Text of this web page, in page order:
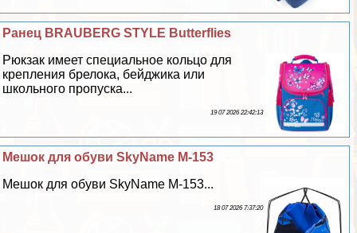
Ранец BRAUBERG STYLE Butterflies
Рюкзак имеет специальное кольцо для
крепления брелока, бейджика или
школьного пропуска...
19 07 2026 22:42:13
Мешок для обуви SkyName M-153
Мешок для обуви SkyName M-153...
18 07 2026 7:37:20